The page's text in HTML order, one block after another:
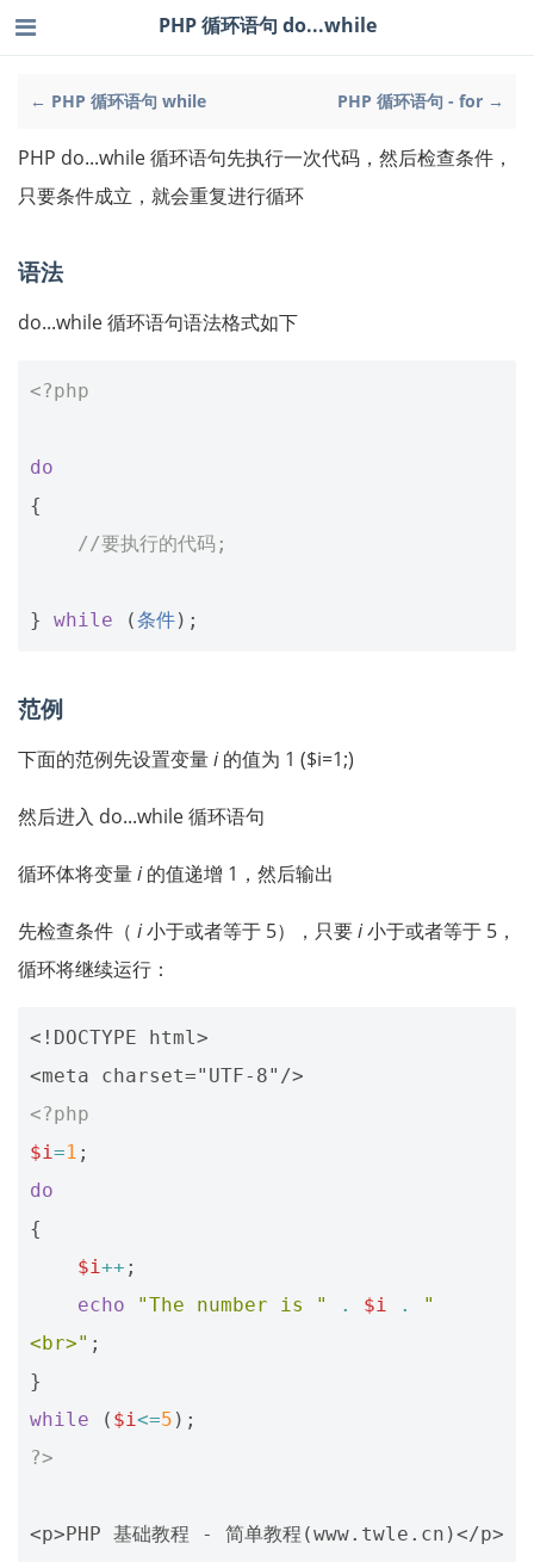
← PHP 循环语句 while PHP 循环语句 - for →
PHP 循环语句 do...while
PHP do...while 循环语句先执行一次代码，然后检查条件，
只要条件成立，就会重复进行循环
语法
do...while 循环语句语法格式如下
<?php
do
{
//要执行的代码;
} while (条件);
范例
下面的范例先设置变量i的值为 1 ($i=1;)
然后进入 do...while 循环语句
循环体将变量i的值递增 1，然后输出
先检查条件（ i小于或者等于 5），只要i小于或者等于 5，
循环将继续运行：
<!DOCTYPE html>
<meta charset="UTF-8"/>
<?php
$i=1 ;
do
{
$i++ ;
echo
"The number is " . $i .
"
<br>" ;
}
while
( $i<=5 );
?>
<p>PHP 基础教程 - 简单教程(www.twle.cn)</p>